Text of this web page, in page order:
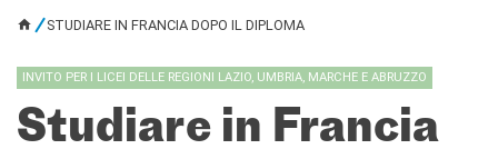
LE MONDE SCOLAIRE
Mobilità
Studenti
STUDIARE IN FRANCIA DOPO IL DIPLOMA
INVITO PER I LICEI DELLE REGIONI LAZIO, UMBRIA, MARCHE E ABRUZZO
Studiare in Francia